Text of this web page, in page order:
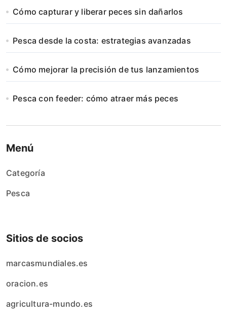
Cómo capturar y liberar peces sin dañarlos
Pesca desde la costa: estrategias avanzadas
Cómo mejorar la precisión de tus lanzamientos
Pesca con feeder: cómo atraer más peces
Menú
Categoría
Pesca
Sitios de socios
marcasmundiales.es
oracion.es
agricultura-mundo.es